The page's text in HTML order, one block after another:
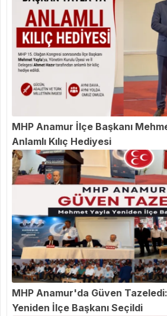
MHP Anamur İlçe Başkanı
Anlamlı Kılıç Hediyesi
MHP Anamur'da Güven
Yeniden İlçe Başkanı Seçildi